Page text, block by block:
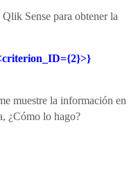
Sense para obtener la
muestre la información en
¿Cómo lo hago?